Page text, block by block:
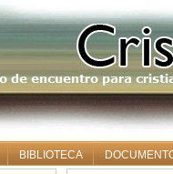
BIBLIOTECA